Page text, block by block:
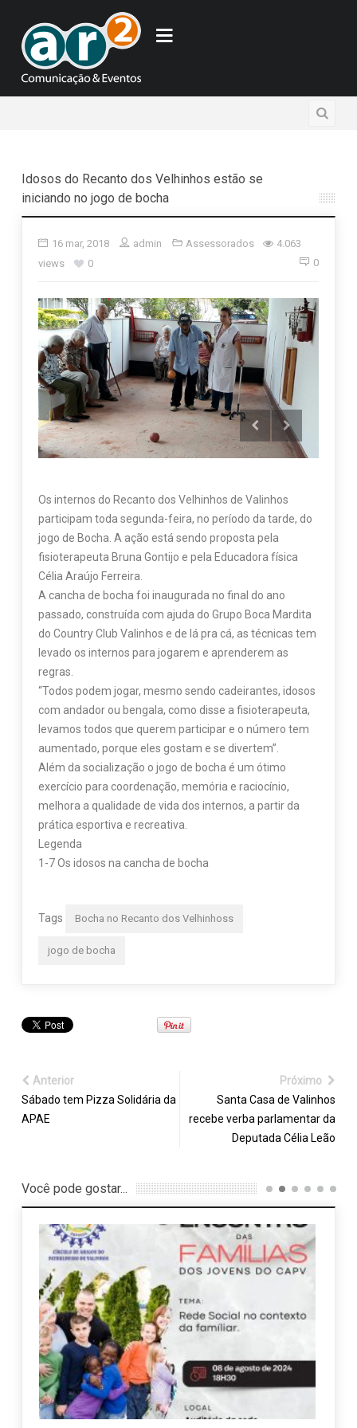
Idosos do Recanto dos Velhinhos estão se
iniciando no jogo de bocha
16 mar, 2018 admin Assessorados
4.063
views
0 0
Os internos do Recanto dos Velhinhos de Valinhos
participam toda segunda-feira, no período da tarde, do
jogo de Bocha. A ação está sendo proposta pela
fisioterapeuta Bruna Gontijo e pela Educadora física
Célia Araújo Ferreira.
A cancha de bocha foi inaugurada no final do ano
passado, construída com ajuda do Grupo Boca Mardita
do Country Club Valinhos e de lá pra cá, as técnicas tem
levado os internos para jogarem e aprenderem as
regras.
“Todos podem jogar, mesmo sendo cadeirantes, idosos
com andador ou bengala, como disse a fisioterapeuta,
levamos todos que querem participar e o número tem
aumentado, porque eles gostam e se divertem”.
Além da socialização o jogo de bocha é um ótimo
exercício para coordenação, memória e raciocínio,
melhora a qualidade de vida dos internos, a partir da
prática esportiva e recreativa.
Legenda
1-7 Os idosos na cancha de bocha
Tags Bocha no Recanto dos Velhinhoss
jogo de bocha
Anterior
Sábado tem Pizza Solidária da
APAE
Próximo
Santa Casa de Valinhos
recebe verba parlamentar da
Deputada Célia Leão
Você pode gostar...